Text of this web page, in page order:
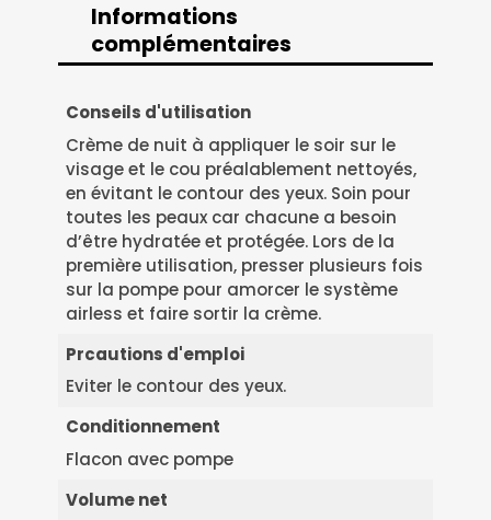
Informations
complémentaires
Informations
complémentaires
Conseils d'utilisation
Crème de nuit à appliquer le soir sur le
visage et le cou préalablement nettoyés,
en évitant le contour des yeux. Soin pour
toutes les peaux car chacune a besoin
d’être hydratée et protégée. Lors de la
première utilisation, presser plusieurs fois
sur la pompe pour amorcer le système
airless et faire sortir la crème.
Prcautions d'emploi
Eviter le contour des yeux.
Conditionnement
Flacon avec pompe
Volume net